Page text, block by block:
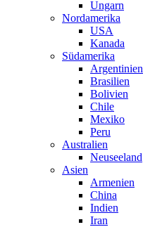
Ungarn
Nordamerika
USA
Kanada
Südamerika
Argentinien
Brasilien
Bolivien
Chile
Mexiko
Peru
Australien
Neuseeland
Asien
Armenien
China
Indien
Iran